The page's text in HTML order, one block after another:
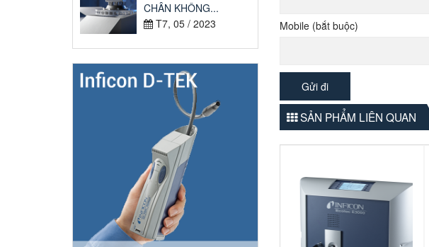
CHÂN KHÔNG...
T7, 05 / 2023
Mobile (bắt buộc)
SẢN PHẨM LIÊN QUAN